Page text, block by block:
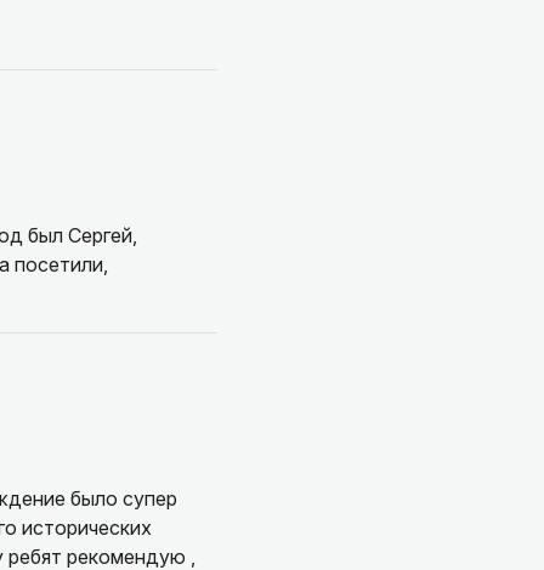
был Сергей,
посетили,
было супер
исторических
рекомендую ,